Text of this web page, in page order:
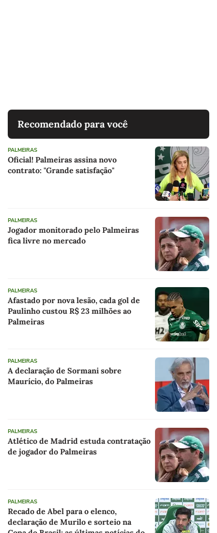
Recomendado para você
PALMEIRAS
Oficial! Palmeiras assina novo
contrato: "Grande satisfação"
PALMEIRAS
Jogador monitorado pelo Palmeiras
fica livre no mercado
PALMEIRAS
Afastado por nova lesão, cada gol de
Paulinho custou R$ 23 milhões ao
Palmeiras
PALMEIRAS
A declaração de Sormani sobre
Maurício, do Palmeiras
PALMEIRAS
Atlético de Madrid estuda contratação
de jogador do Palmeiras
PALMEIRAS
Recado de Abel para o elenco,
declaração de Murilo e sorteio na